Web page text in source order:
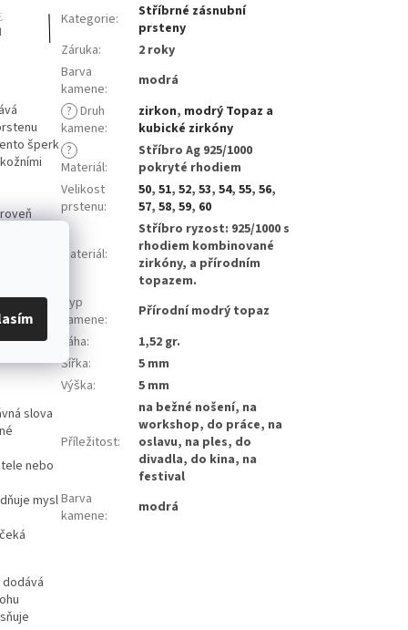
šperk
je
slova
nebo
mysl
Kategorie:
Stříbrné zásnubní
prsteny
Záruka:
2 roky
Barva
kamene:
modrá
? Druh
kamene:
zirkon, modrý Topaz a
kubické zirkóny
?
Materiál:
Stříbro Ag 925/1000
pokryté rhodiem
Velikost
prstenu:
50,51,52,53,54,55,56,
57,58,59, 60
Materiál:
Stříbro ryzost: 925/1000 s
rhodiem kombinované
zirkóny, a přírodním
topazem.
Typ
kamene:
Přírodní modrý topaz
Váha:
1,52 gr.
Šířka:
5 mm
Výška: 5 mm
Příležitost:
na bežné nošení, na
workshop, do práce, na
oslavu, na ples, do
divadla, do kina, na
festival
Barva
kamene: modrá